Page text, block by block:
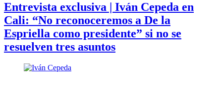
Entrevista exclusiva | Iván Cepeda en
Cali: “No reconoceremos a De la
Espriella como presidente” si no se
resuelven tres asuntos